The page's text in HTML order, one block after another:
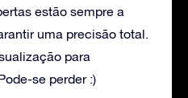
estão sempre a
uma precisão total.
para
se perder :)